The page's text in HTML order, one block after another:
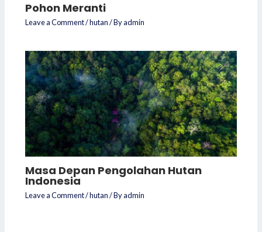
Pohon Meranti
Leave a Comment/hutan/ Byadmin
Masa Depan Pengolahan Hutan
Indonesia
Leave a Comment/hutan/ Byadmin